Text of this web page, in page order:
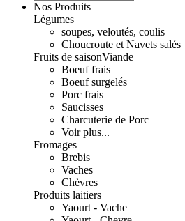
Nos Produits
Légumes
soupes, veloutés, coulis
Choucroute et Navets salés
Fruits de saisonViande
Boeuf frais
Boeuf surgelés
Porc frais
Saucisses
Charcuterie de Porc
Voir plus...
Fromages
Brebis
Vaches
Chèvres
Produits laitiers
Yaourt - Vache